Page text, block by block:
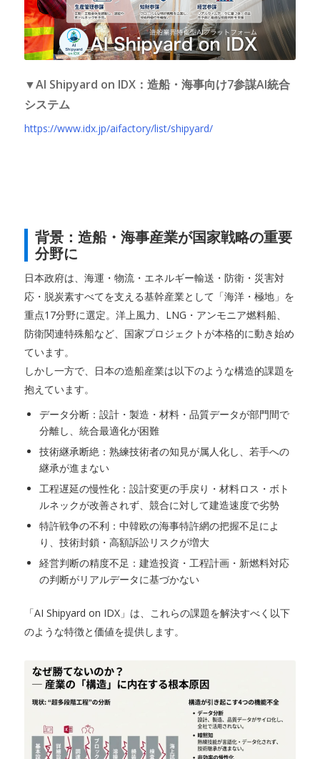
▼AI Shipyard on IDX：造船・海事向け7参謀AI統合
システム
https://www.idx.jp/aifactory/list/shipyard/
背景：造船・海事産業が国家戦略の重要
分野に
日本政府は、海運・物流・エネルギー輸送・防衛・災害対
応・脱炭素すべてを支える基幹産業として「海洋・極地」を
重点17分野に選定。洋上風力、LNG・アンモニア燃料船、
防衛関連特殊船など、国家プロジェクトが本格的に動き始め
ています。
しかし一方で、日本の造船産業は以下のような構造的課題を
抱えています。
データ分断：設計・製造・材料・品質データが部門間で
分離し、統合最適化が困難
技術継承断絶：熟練技術者の知見が属人化し、若手への
継承が進まない
工程遅延の慢性化：設計変更の手戻り・材料ロス・ボト
ルネックが改善されず、競合に対して建造速度で劣勢
特許戦争の不利：中韓欧の海事特許網の把握不足によ
り、技術封鎖・高額訴訟リスクが増大
経営判断の精度不足：建造投資・工程計画・新燃料対応
の判断がリアルデータに基づかない
「AI Shipyard on IDX」は、これらの課題を解決すべく以下
のような特徴と価値を提供します。